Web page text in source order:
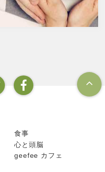
するのが亜鉛。
食事
心と頭脳
geefee カフェ